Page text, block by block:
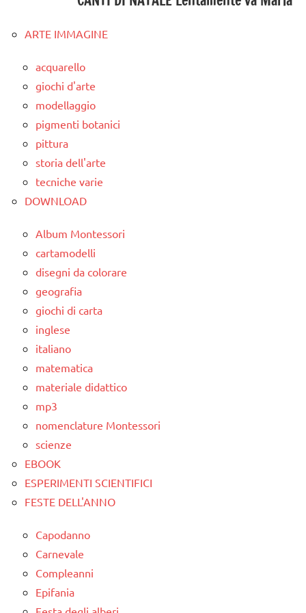
ARTE IMMAGINE
acquarello
giochi d'arte
modellaggio
pigmenti botanici
pittura
storia dell'arte
tecniche varie
DOWNLOAD
Album Montessori
cartamodelli
disegni da colorare
geografia
giochi di carta
inglese
italiano
matematica
materiale didattico
mp3
nomenclature Montessori
scienze
EBOOK
ESPERIMENTI SCIENTIFICI
FESTE DELL'ANNO
Capodanno
Carnevale
Compleanni
Epifania